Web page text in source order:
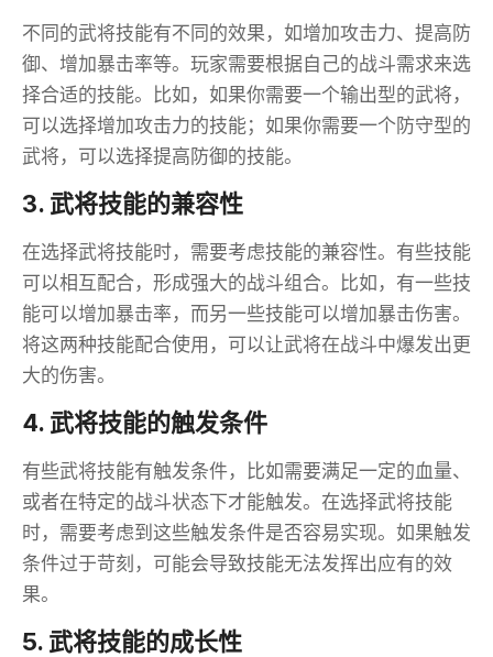
不同的武将技能有不同的效果，如增加攻击力、提高防
御、增加暴击率等。玩家需要根据自己的战斗需求来选
择合适的技能。比如，如果你需要一个输出型的武将，
可以选择增加攻击力的技能；如果你需要一个防守型的
武将，可以选择提高防御的技能。
3. 武将技能的兼容性
在选择武将技能时，需要考虑技能的兼容性。有些技能
可以相互配合，形成强大的战斗组合。比如，有一些技
能可以增加暴击率，而另一些技能可以增加暴击伤害。
将这两种技能配合使用，可以让武将在战斗中爆发出更
大的伤害。
4. 武将技能的触发条件
有些武将技能有触发条件，比如需要满足一定的血量、
或者在特定的战斗状态下才能触发。在选择武将技能
时，需要考虑到这些触发条件是否容易实现。如果触发
条件过于苛刻，可能会导致技能无法发挥出应有的效
果。
5. 武将技能的成长性